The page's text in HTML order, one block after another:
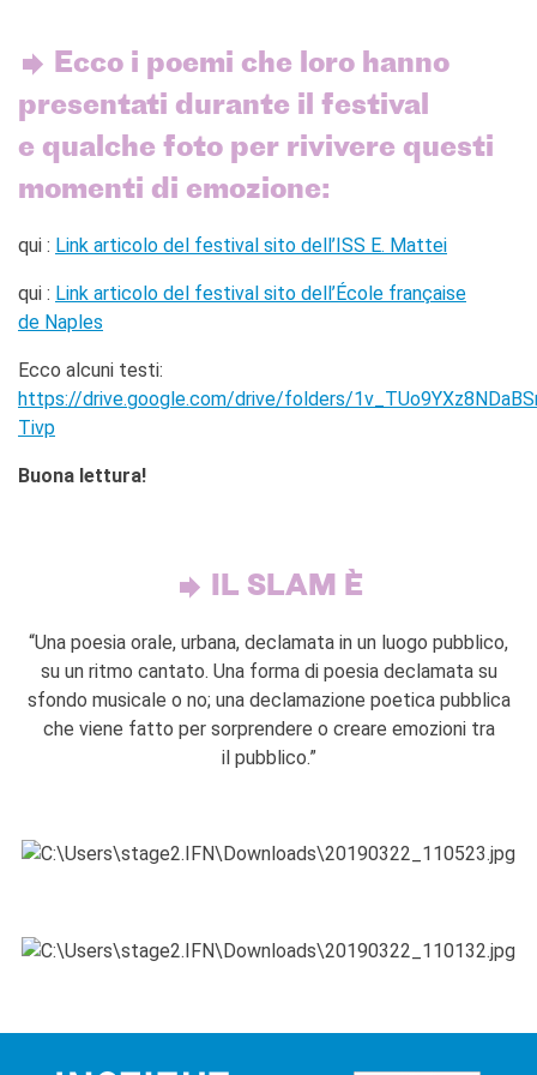
Ecco i poemi che loro hanno
presentati durante il festival
e qualche foto per rivivere questi
momenti di emozione:
qui : Link articolo del festival sito dell’ISS E. Mattei
qui : Link articolo del festival sito dell’École française
de Naples
Ecco alcuni testi:
https://drive.google.com/drive/folders/
Tivp
Buona lettura!
IL SLAM È
“Una poesia orale, urbana, declamata in un luogo pubblico,
su un ritmo cantato. Una forma di poesia declamata su
sfondo musicale o no; una declamazione poetica pubblica
che viene fatto per sorprendere o creare emozioni tra
il pubblico.”